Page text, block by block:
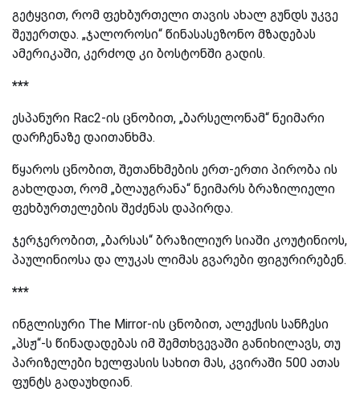
გეტყვით, რომ ფეხბურთელი თავის ახალ გუნდს უკვე
შეუერთდა. „ჯალოროსი“ წინასასეზონო მზადებას
ამერიკაში, კერძოდ კი ბოსტონში გადის.
***
ესპანური Rac2-ის ცნობით, „ბარსელონამ“ ნეიმარი
დარჩენაზე დაითანხმა.
წყაროს ცნობით, შეთანხმების ერთ-ერთი პირობა ის
გახლდათ, რომ „ბლაუგრანა“ ნეიმარს ბრაზილიელი
ფეხბურთელების შეძენას დაპირდა.
ჯერჯერობით, „ბარსას“ ბრაზილიურ სიაში კოუტინიოს,
პაულინიოსა და ლუკას ლიმას გვარები ფიგურირებენ.
***
ინგლისური The Mirror-ის ცნობით, ალექსის სანჩესი
„პსჟ“-ს წინადადებას იმ შემთხვევაში განიხილავს, თუ
პარიზელები ხელფასის სახით მას, კვირაში 500 ათას
ფუნტს გადაუხდიან.